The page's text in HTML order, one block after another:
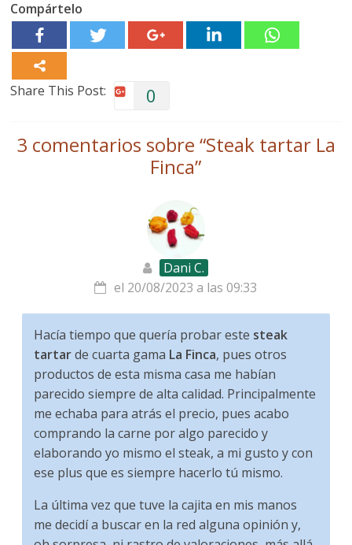
Compártelo
Share This Post: 0
3 comentarios sobre “Steak tartar La
Finca”
Dani C.
el 20/08/2023 a las 09:33
Hacía tiempo que quería probar este steak
tartarde cuarta gama La Finca, pues otros
productos de esta misma casa me habían
parecido siempre de alta calidad. Principalmente
me echaba para atrás el precio, pues acabo
comprando la carne por algo parecido y
elaborando yo mismo el steak, a mi gusto y con
ese plus que es siempre hacerlo tú mismo.
La última vez que tuve la cajita en mis manos
me decidí a buscar en la red alguna opinión y,